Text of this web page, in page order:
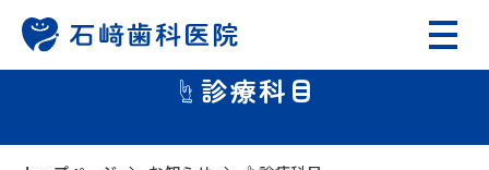
☝️診療科目